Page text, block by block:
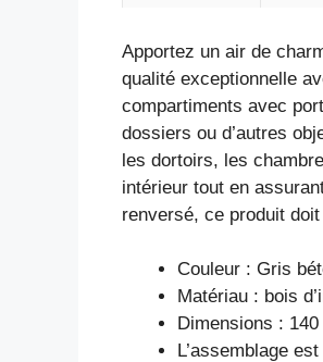
Apportez un air de
qualité exceptionnelle
compartiments avec
dossiers ou d’autres
les dortoirs, les
intérieur tout en
renversé, ce produit
Couleur : Gris
Matériau : bois
Dimensions :
L’assemblage